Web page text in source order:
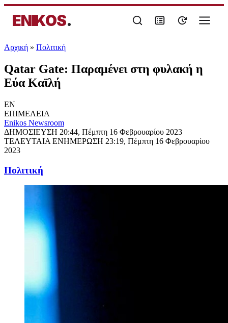
ENIKOS.
Αρχική » Πολιτική
Qatar Gate: Παραμένει στη φυλακή η
Εύα Καϊλή
EN
ΕΠΙΜΕΛΕΙΑ
Enikos Newsroom
ΔΗΜΟΣΙΕΥΣΗ 20:44, Πέμπτη 16 Φεβρουαρίου 2023
ΤΕΛΕΥΤΑΙΑ ΕΝΗΜΕΡΩΣΗ 23:19, Πέμπτη 16 Φεβρουαρίου
2023
Πολιτική